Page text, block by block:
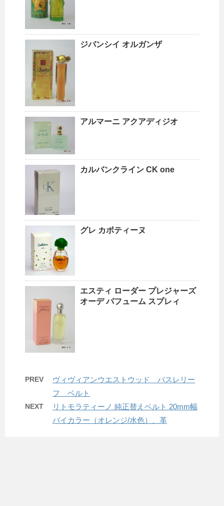
ジバンシイ オルガンザ
アルマーニ アクアディジオ
カルバンクライン CK one
グレ カボティーヌ
エスティ ローダー プレジャーズ
オーデ パフューム スプレィ
PREV
ヴィヴィアンウエストウッド バスレリー
フ ベルト
NEXT
リトモラティーノ 純正替えベルト 20mm幅
バイカラー（オレンジ/水色）、革